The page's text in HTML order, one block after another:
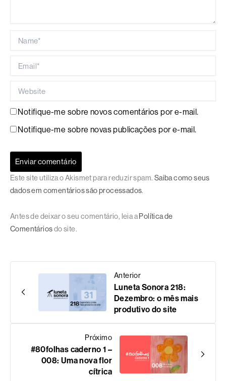
Notifique-me sobre novos comentários por e-mail.
Notifique-me sobre novas publicações por e-mail.
Este site utiliza o Akismet para reduzir spam. Saiba como seus
dados em comentários são processados.
Antes de deixar o seu comentário, leia a Política de
Comentáriosdo site.
Anterior
Luneta Sonora 218:
Dezembro: o mês mais
produtivo do site
Próximo
#80folhas caderno 1 –
008: Uma nova flor
cítrica